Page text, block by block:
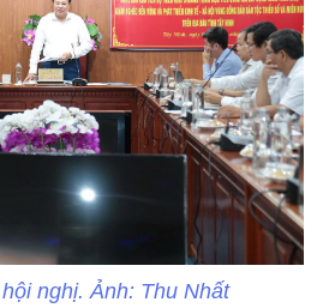
nghị. Ảnh: Thu Nhất